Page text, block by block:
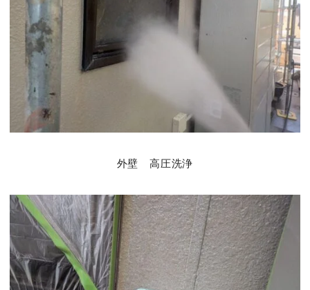
外壁 高圧洗浄